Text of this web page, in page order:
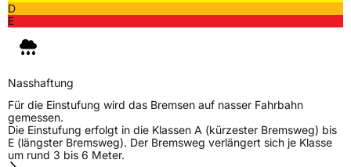
EffizienzD
Nasshaftung
Rollgeräusch (dB)72
FahrzeugklasseC1
D
E
Nasshaftung
Für die Einstufung wird das Bremsen auf nasser Fahrbahn
gemessen.
Die Einstufung erfolgt in die Klassen A (kürzester Bremsweg) bis
E (längster Bremsweg). Der Bremsweg verlängert sich je Klasse
um rund 3 bis 6 Meter.